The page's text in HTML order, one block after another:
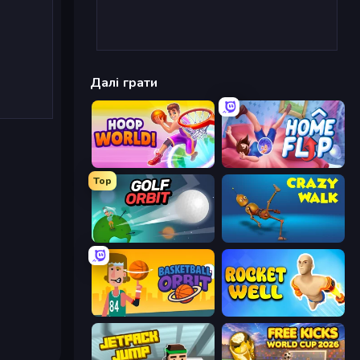
Далі грати
Hoop World 3D Home Flip
Top
Golf Orbit Crazy Walk
Basketball Orbit